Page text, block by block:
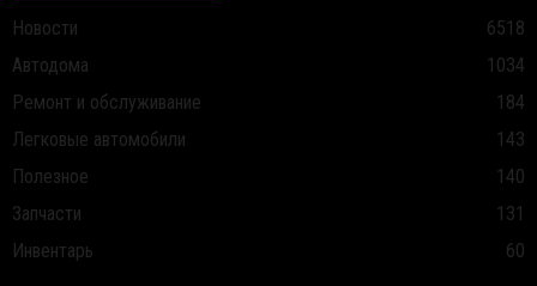
Новости
6518
Автодома
1034
Ремонт и обслуживание
184
Легковые автомобили
143
Полезное
140
Запчасти
131
Инвентарь
60